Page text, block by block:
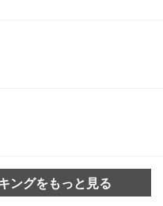
ングをもっと見る